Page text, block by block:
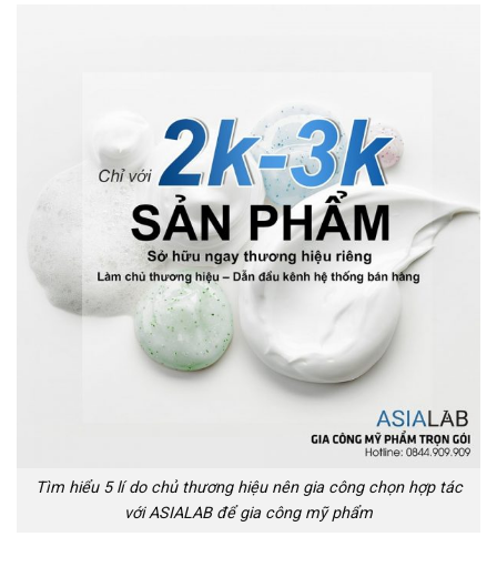
Tìm hiểu 5 lí do chủ thương hiệu nên gia công chọn hợp tác
với ASIALAB để gia công mỹ phẩm